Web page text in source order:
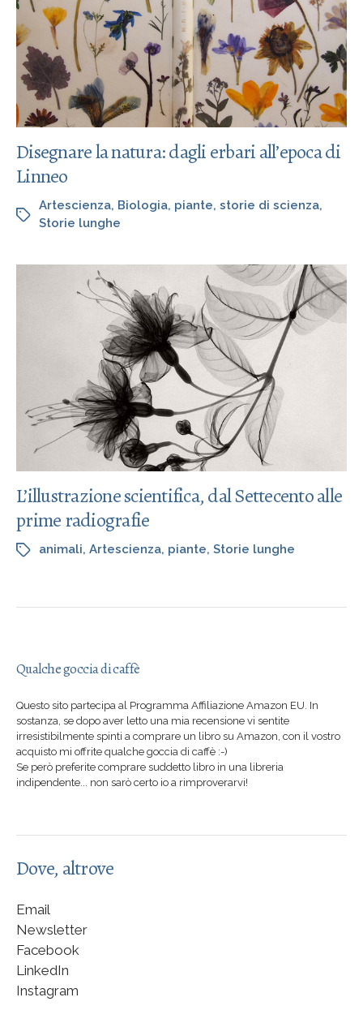
Disegnare la natura: dagli erbari all’epoca di
Linneo
Artescienza, Biologia, piante, storie di scienza,
Storie lunghe
L’illustrazione scientifica, dal Settecento alle
prime radiografie
animali, Artescienza, piante, Storie lunghe
Qualche goccia di caffè
Questo sito partecipa al Programma Affiliazione Amazon EU. In
sostanza, se dopo aver letto una mia recensione vi sentite
irresistibilmente spinti a comprare un libro su Amazon, con il vostro
acquisto mi offrite qualche goccia di caffè :-)
Se però preferite comprare suddetto libro in una libreria
indipendente... non sarò certo io a rimproverarvi!
Dove, altrove
Email
Newsletter
Facebook
LinkedIn
Instagram